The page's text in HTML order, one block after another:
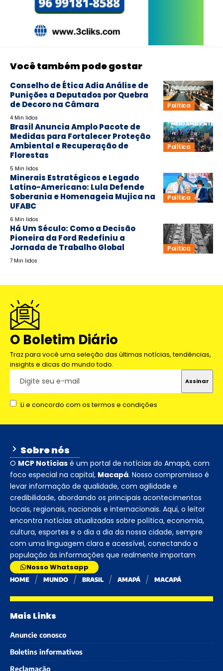
Você também pode gostar
Política
Conselho de Ética Adia Análise de
Punições a Deputados por Quebra
de Decoro na Câmara
4 Min lidos
Política
Brasil Anuncia Amplo Pacote de
Medidas para Fortalecer Proteção
Ambiental e Recuperação de
Florestas
5 Min lidos
Política
Minerais Estratégicos e Legado
Latino-Americano: Lula Defende
Soberania e Homenageia Mujica na
UFABC
6 Min lidos
Política
Há Um Século: Como a Decisão
Pioneira da Ford Redefiniu a
Jornada de Trabalho Global
7 Min lidos
O Boletim Diário
Traz para você uma seleção das últimas notícias, tendências,
insights e dicas do mundo todo.
Li e concordo com os termos e condições
Sobre nós
O MCP Notícias é um portal de notícias do Amapá, com
foco especial na capital, Macapá. Nosso compromisso é
levar informação de qualidade, com agilidade e
credibilidade, abordando os principais acontecimentos
locais, regionais, nacionais e internacionais. Aqui, o leitor
encontra notícias atualizadas sobre política, economia,
cultura, esportes e o dia a dia da nossa cidade, sempre
com uma linguagem clara e acessível, conectando a
população às informações que realmente importam
Nosso Whatsapp
HOME MUNDO BRASIL AMAPÁ MACAPÁ
Mais Links
Anuncie conosco
Boletins informativos
Reclamação